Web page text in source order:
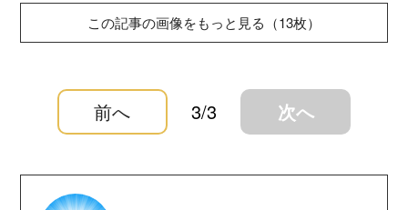
この記事の画像をもっと見る（13枚）
前へ 3/3 次へ